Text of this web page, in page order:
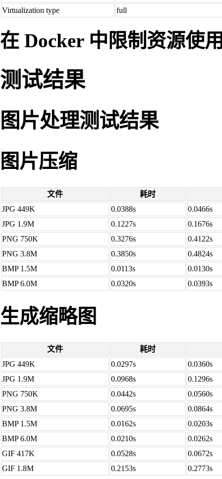
Virtualization type
full
在 Docker 中限制资源使
测试结果
图片处理测试结果
图片压缩
文件
耗时
JPG 449K
0.0388s
0.0466s
JPG 1.9M
0.1227s
0.1676s
PNG 750K
0.3276s
0.4122s
PNG 3.8M
0.3850s
0.4824s
BMP 1.5M
0.0113s
0.0130s
BMP 6.0M
0.0320s 0.0393s
生成缩略图
文件
耗时
JPG 449K
0.0297s
0.0360s
JPG 1.9M
0.0968s
0.1296s
PNG 750K
0.0442s
0.0560s
PNG 3.8M
0.0695s
0.0864s
BMP 1.5M
0.0162s
0.0203s
BMP 6.0M
0.0210s
0.0262s
GIF 417K
0.0528s
0.0672s
GIF 1.8M
0.2153s 0.2773s